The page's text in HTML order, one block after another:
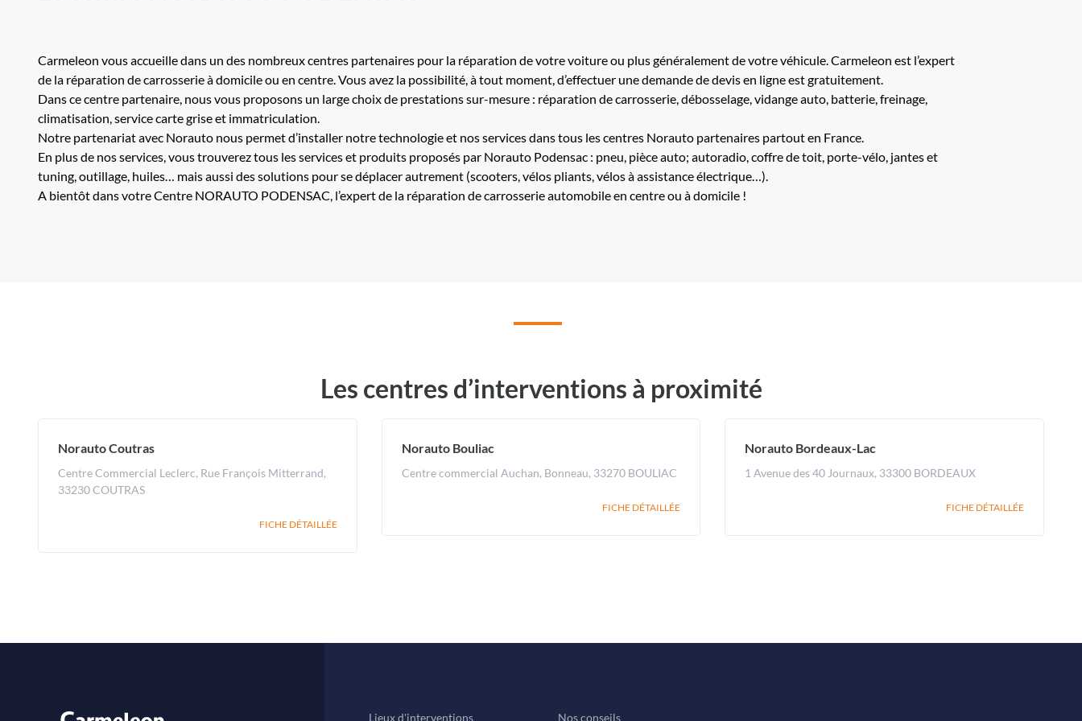
Carmeleon vous accueille dans un des nombreux centres partenaires pour la réparation de votre voiture ou plus généralement de votre véhicule. Carmeleon est l’expert
de la réparation de carrosserie à domicile ou en centre. Vous avez la possibilité, à tout moment, d’effectuer une demande de devis en ligne est gratuitement.
Dans ce centre partenaire, nous vous proposons un large choix de prestations sur-mesure : réparation de carrosserie, débosselage, vidange auto, batterie, freinage,
climatisation, service carte grise et immatriculation.
Notre partenariat avec Norauto nous permet d’installer notre technologie et nos services dans tous les centres Norauto partenaires partout en France.
En plus de nos services, vous trouverez tous les services et produits proposés par Norauto Podensac : pneu, pièce auto; autoradio, coffre de toit, porte-vélo, jantes et
tuning, outillage, huiles… mais aussi des solutions pour se déplacer autrement (scooters, vélos pliants, vélos à assistance électrique…).
A bientôt dans votre Centre NORAUTO PODENSAC, l’expert de la réparation de carrosserie automobile en centre ou à domicile !
Les centres d’interventions à proximité
Norauto Coutras
Centre Commercial Leclerc, Rue François Mitterrand,
33230 COUTRAS
FICHE DÉTAILLÉE
Norauto Bouliac
Centre commercial Auchan, Bonneau, 33270 BOULIAC
FICHE DÉTAILLÉE
Norauto Bordeaux-Lac
1 Avenue des 40 Journaux, 33300 BORDEAUX
FICHE DÉTAILLÉE
Lieux d'interventions Nos conseils